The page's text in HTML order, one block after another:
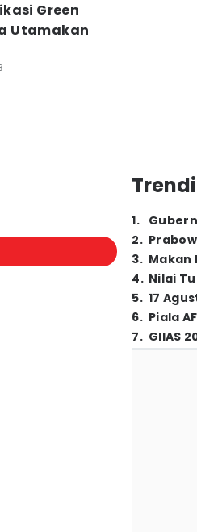
Green
Utamakan
1.
2.
3. Makan
4. Nilai
5. 17
6. Piala
7. GIIAS